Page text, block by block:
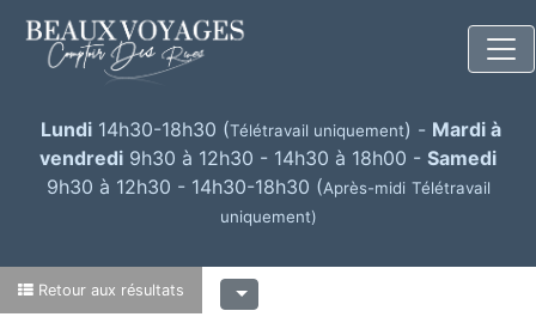
Lundi 14h30-18h30 (Télétravail uniquement) - Mardi à
vendredi 9h30 à 12h30 - 14h30 à 18h00 - Samedi
9h30 à 12h30 - 14h30-18h30 (Après-midi Télétravail
uniquement)
Retour aux résultats